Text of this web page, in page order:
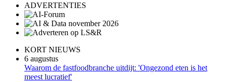
ADVERTENTIES
KORT NIEUWS
6 augustus
Waarom de fastfoodbranche uitdijt: 'Ongezond eten is het
meest lucratief'